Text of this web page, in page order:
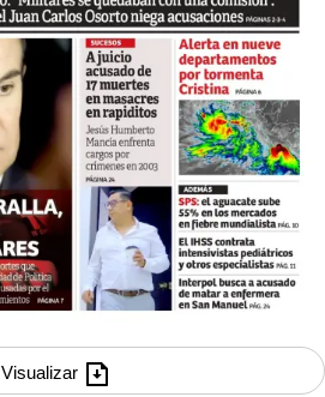
Visualizar